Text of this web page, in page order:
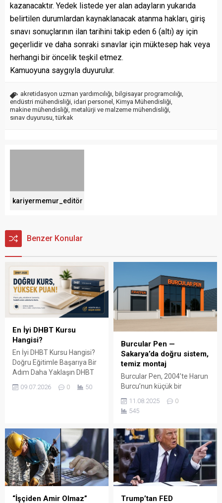
kazanacaktır. Yedek listede yer alan adayların yukarıda
belirtilen durumlardan kaynaklanacak atanma hakları, giriş
sınavı sonuçlarının ilan tarihini takip eden 6 (altı) ay için
geçerlidir ve daha sonraki sınavlar için müktesep hak veya
herhangi bir öncelik teşkil etmez.
Kamuoyuna saygıyla duyurulur.
akretidasyon uzman yardımcılığı bilgisayar programcılığı
endüstri mühendisliği idari personel Kimya Mühendisliği
makine mühendisliği metalürji ve malzeme mühendisliği
sınav duyurusu ,türkak
kariyermemur_editör
Benzer Konular
En İyi DHBT Kursu
Hangisi?
En İyi DHBT Kursu Hangisi?
Doğru Eğitimle Başarıya Bir
Adım Daha Yaklaşın DHBT
Testi), Diyanet İşleri
Her yıl binlerce aday bu
sınavda yüksek puan
alabilmek için farklı eğitim
kaynaklarına yöneliyor.
Ancak en sık sorulan
sorulardan...
09.07.2026 0 50
Burcular Pen —
Sakarya’da doğru sistem,
temiz montaj
Burcular Pen, 2004’te Harun
Burcu’nun küçük bir
başladı; bugün Serdivan’daki
147 m² showroomu ve 750
Sakarya ve çevre ilçelerde
PVC doğrama, cam balkon,
kış bahçesi, panjur ve
küpeşte çözümlerini tek çatı
altında sunuyor. Fıratpen
kurumsal bayiliği ile çalışıyor
olmamız; profil kalitesi,
11.08.2025
0
545
“İşçiden Amir Olmaz”
Trump’tan FED